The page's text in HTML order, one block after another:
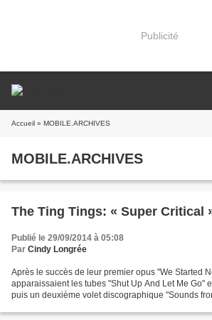
Publicité
Accueil » MOBILE.ARCHIVES
MOBILE.ARCHIVES
The Ting Tings: « Super Critical
Publié le 29/09/2014 à 05:08
Par Cindy Longrée
Après le succès de leur premier opus "We Started
apparaissaient les tubes "Shut Up And Let Me Go"
puis un deuxième volet discographique "Sounds